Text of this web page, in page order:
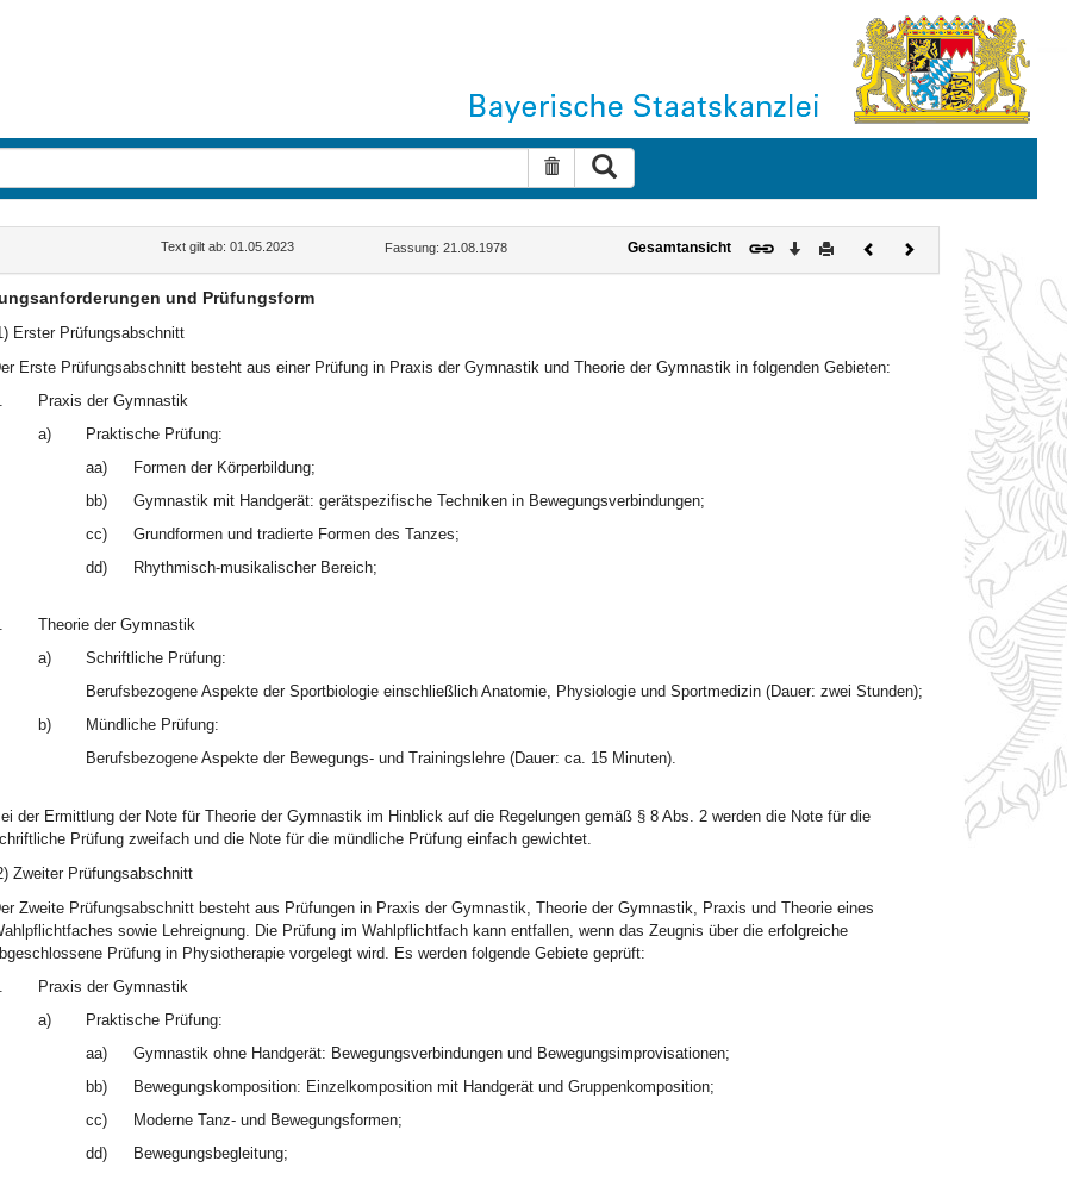
Suche zurücksetzen
Text gilt ab: 01.05.2023 Fassung: 21.08.1978 Gesamtansicht Download
DruckenVorherigesNächstes
Dokument
und Prüfungsform
Erster Prüfungsabschnitt
Erste Prüfungsabschnitt besteht aus einer Prüfung in Praxis der Gymnastik und Theorie der Gymnastik in folgenden Gebieten:
Praxis der Gymnastik
a)
Praktische Prüfung:
aa)
Formen der Körperbildung;
bb)
Gymnastik mit Handgerät: gerätspezifische Techniken in Bewegungsverbindungen;
cc)
Grundformen und tradierte Formen des Tanzes;
dd)
Rhythmisch-musikalischer Bereich;
Theorie der Gymnastik
a)
Schriftliche Prüfung:
Berufsbezogene Aspekte der Sportbiologie einschließlich Anatomie, Physiologie und Sportmedizin (Dauer: zwei Stunden);
b)
Mündliche Prüfung:
Berufsbezogene Aspekte der Bewegungs- und Trainingslehre (Dauer: ca. 15 Minuten).
der Ermittlung der Note für Theorie der Gymnastik im Hinblick auf die Regelungen gemäß § 8 Abs. 2 werden die Note für die
Prüfung zweifach und die Note für die mündliche Prüfung einfach gewichtet.
Zweiter Prüfungsabschnitt
Zweite Prüfungsabschnitt besteht aus Prüfungen in Praxis der Gymnastik, Theorie der Gymnastik, Praxis und Theorie eines
sowie Lehreignung. Die Prüfung im Wahlpflichtfach kann entfallen, wenn das Zeugnis über die erfolgreiche
Prüfung in Physiotherapie vorgelegt wird. Es werden folgende Gebiete geprüft:
Praxis der Gymnastik
a)
Praktische Prüfung:
aa)
Gymnastik ohne Handgerät: Bewegungsverbindungen und Bewegungsimprovisationen;
bb)
Bewegungskomposition: Einzelkomposition mit Handgerät und Gruppenkomposition;
cc)
Moderne Tanz- und Bewegungsformen;
dd)
Bewegungsbegleitung;